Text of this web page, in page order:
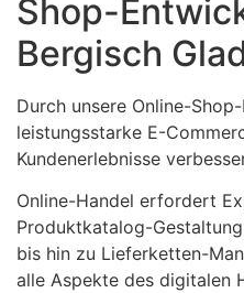
Shop-
Bergisch
Durch unsere Online-
leistungsstarke E-
Kundenerlebnisse
Online-Handel erfordert
Produktkatalog-
bis hin zu Lieferketten-
alle Aspekte des digitalen